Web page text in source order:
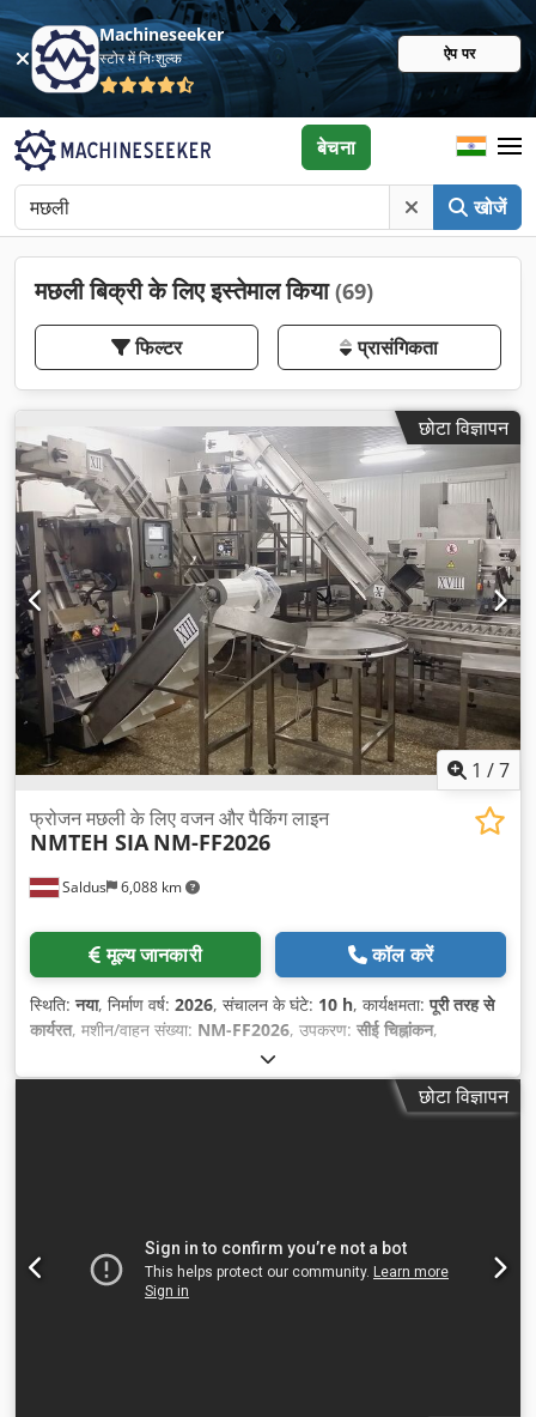
Machineseeker
स्टोर में निःशुल्क ऐप पर
खोजें
बेचना
मछली बिक्री के लिए इस्तेमाल किया(69)
फिल्टर प्रासंगिकता
छोटा विज्ञापन
1 /7
Saldus 6,088 km
फ्रोजन मछली के लिए वजन और पैकिंग लाइन
NMTEH SIA NM-FF2026
मूल्य जानकारी कॉल करें
स्थिति:नया, निर्माण वर्ष: 2026, संचालन के घंटे: 10 h, कार्यक्षमता:पूरी तरह से
कार्यरत, मशीन/वाहन संख्या: NM-FF2026, उपकरण: सीई चिह्नांकन,
छोटा विज्ञापन